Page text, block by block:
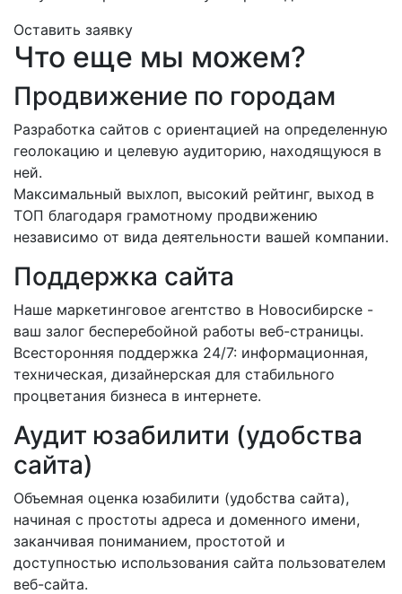
Оставить заявку
Что еще мы можем?
Продвижение по городам
Разработка сайтов с ориентацией на определенную
геолокацию и целевую аудиторию, находящуюся в
ней.
Максимальный выхлоп, высокий рейтинг, выход в
ТОП благодаря грамотному продвижению
независимо от вида деятельности вашей компании.
Поддержка сайта
Наше маркетинговое агентство в Новосибирске -
ваш залог бесперебойной работы веб-страницы.
Всесторонняя поддержка 24/7: информационная,
техническая, дизайнерская для стабильного
процветания бизнеса в интернете.
Аудит юзабилити (удобства
сайта)
Объемная оценка юзабилити (удобства сайта),
начиная с простоты адреса и доменного имени,
заканчивая пониманием, простотой и
доступностью использования сайта пользователем
веб-сайта.